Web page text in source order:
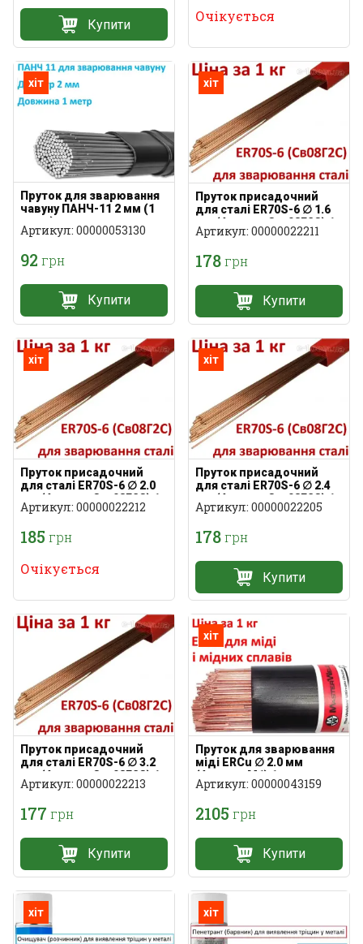
Купити
Очікується
хіт
Пруток для зварювання
чавуну ПАНЧ-11 2 мм (1
метр)
Артикул: 00000053130
92 грн
Купити
хіт
Пруток присадочний
для сталі ER70S-6 ∅ 1.6
мм (Аналог: Св-08Г2С) 1
кг
Артикул: 00000022211
178грн
Купити
хіт
Пруток присадочний
для сталі ER70S-6 ∅ 2.0
мм (Аналог: Св-08Г2С) 1
кг
Артикул: 00000022212
185 грн
Очікується
хіт
Пруток присадочний
для сталі ER70S-6 ∅ 2.4
мм (Аналог: Св-08Г2С) 1
кг
Артикул: 00000022205
178грн
Купити
Пруток присадочний
для сталі ER70S-6 ∅ 3.2
мм (Аналог: Св-08Г2С) 1
кг
Артикул: 00000022213
177 грн
Купити
хіт
Пруток для зварювання
міді ERCu ∅ 2.0 мм
(Аналог: М1) 1 кг
Артикул: 00000043159
2105 грн
Купити
хіт хіт